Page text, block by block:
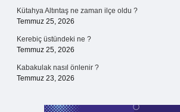
Kütahya Altıntaş ne zaman ilçe oldu ?
Temmuz 25, 2026
Kerebiç üstündeki ne ?
Temmuz 25, 2026
Kabakulak nasıl önlenir ?
Temmuz 23, 2026